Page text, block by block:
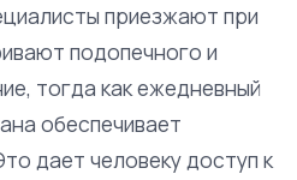
приезжают при
подопечного и
тогда как ежедневный
обеспечивает
дает человеку доступ к